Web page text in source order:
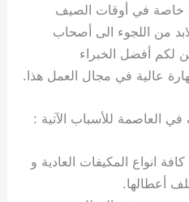
خاصة في أوقات الصيف
من اللجوء الى أصحاب
لكم أفضل الخبراء
عالية في مجال العمل هذا.
العاصمة للأسباب الآتية :
انواع المكيفات العادية و
أعطالها.